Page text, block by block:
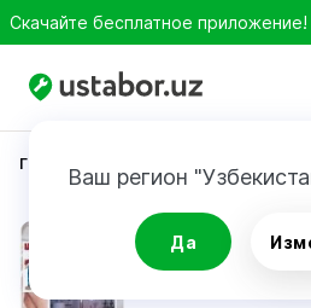
Скачайте бесплатное приложение!
Ваш регион
Да
Главная
Уразалиев Рустам